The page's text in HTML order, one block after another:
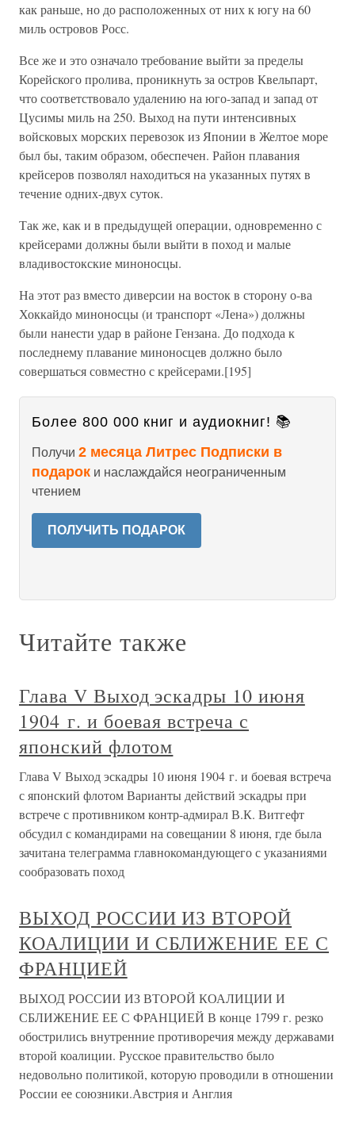
как раньше, но до расположенных от них к югу на 60
миль островов Росс.
Все же и это означало требование выйти за пределы
Корейского пролива, проникнуть за остров Квельпарт,
что соответствовало удалению на юго-запад и запад от
Цусимы миль на 250. Выход на пути интенсивных
войсковых морских перевозок из Японии в Желтое море
был бы, таким образом, обеспечен. Район плавания
крейсеров позволял находиться на указанных путях в
течение одних-двух суток.
Так же, как и в предыдущей операции, одновременно с
крейсерами должны были выйти в поход и малые
владивостокские миноносцы.
На этот раз вместо диверсии на восток в сторону о-ва
Хоккайдо миноносцы (и транспорт «Лена») должны
были нанести удар в районе Гензана. До подхода к
последнему плавание миноносцев должно было
совершаться совместно с крейсерами.[195]
Более 800 000 книг и аудиокниг! 📚
Получи 2 месяца Литрес Подписки в
подарок и наслаждайся неограниченным
чтением
ПОЛУЧИТЬ ПОДАРОК
Читайте также
Глава V Выход эскадры 10 июня
1904 г. и боевая встреча с
японский флотом
Глава V Выход эскадры 10 июня 1904 г. и боевая встреча
с японский флотом Варианты действий эскадры при
встрече с противником контр-адмирал В.К. Витгефт
обсудил с командирами на совещании 8 июня, где была
зачитана телеграмма главнокомандующего с указаниями
сообразовать поход
ВЫХОД РОССИИ ИЗ ВТОРОЙ
КОАЛИЦИИ И СБЛИЖЕНИЕ ЕЕ С
ФРАНЦИЕЙ
ВЫХОД РОССИИ ИЗ ВТОРОЙ КОАЛИЦИИ И
СБЛИЖЕНИЕ ЕЕ С ФРАНЦИЕЙ В конце 1799 г. резко
обострились внутренние противоречия между державами
второй коалиции. Русское правительство было
недовольно политикой, которую проводили в отношении
России ее союзники.Австрия и Англия